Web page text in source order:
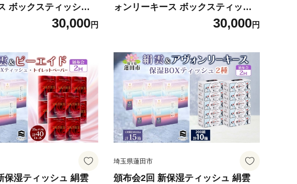
ボックスティッシュ 1
ティッシュ ペーパー
かい まとめ買い 備蓄
埼玉県 蓮田市
30,000円
ォンリーキース ボックスティッシ
ュ 10箱 河野製紙 ティッシュ ペー
パー ちり紙 やわらかい まとめ買い
防災 花粉症 鼻炎 埼玉県 蓮田市
30,000円
保湿ティッシュ 絹雲
埼玉県蓮田市
頒布会2回 新保湿ティッシュ 絹雲